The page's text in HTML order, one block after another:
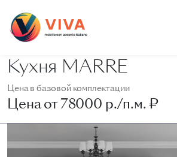
Кухня MARRE
Цена в базовой комплектации
Цена от78000 р./п.м. ₽